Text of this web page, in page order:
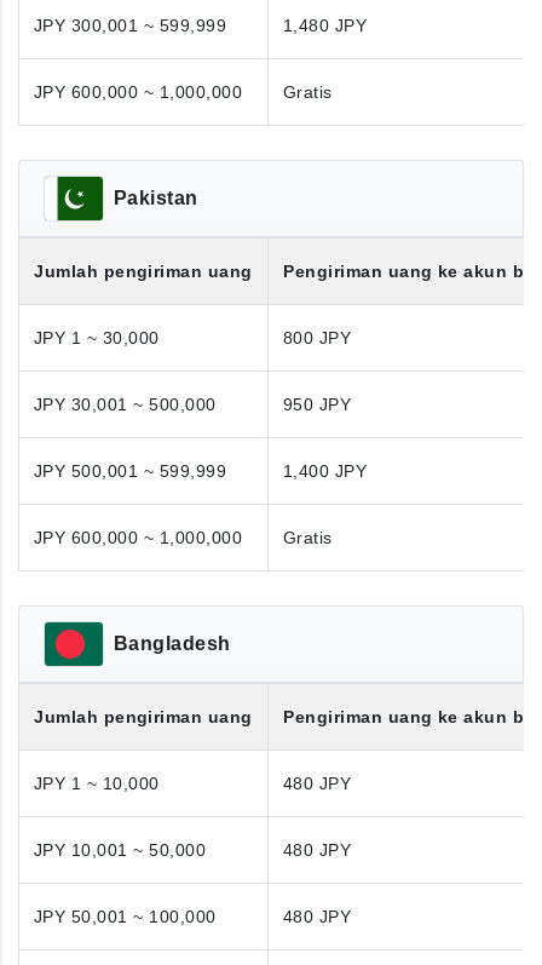
JPY 300,001 ~ 599,999 1,480 JPY
JPY 600,000 ~ 1,000,000 Gratis
Pakistan
Jumlah pengiriman uang Pengiriman uang ke akun
JPY 1 ~ 30,000 800 JPY
JPY 30,001 ~ 500,000 950 JPY
JPY 500,001 ~ 599,999 1,400 JPY
JPY 600,000 ~ 1,000,000 Gratis
Bangladesh
Jumlah pengiriman uang Pengiriman uang ke akun
JPY 1 ~ 10,000 480 JPY
JPY 10,001 ~ 50,000 480 JPY
JPY 50,001 ~ 100,000 480 JPY